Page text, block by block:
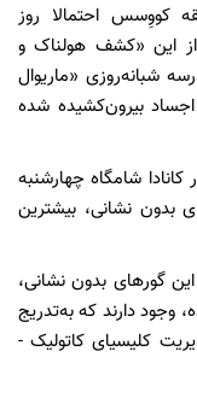
کووِسس احتمالا روز
این «کشف هولناک و
شبانه‌روزی «ماریوال
اجساد بیرون‌کشیده شده
شامگاه چهارشنبه
بدون نشانی، بیشترین
گورهای بدون نشانی،
که سال ۱۸۸۵ ایجاد شده، وجود دارند که به‌تدریج
کلیسیای کاتولیک -